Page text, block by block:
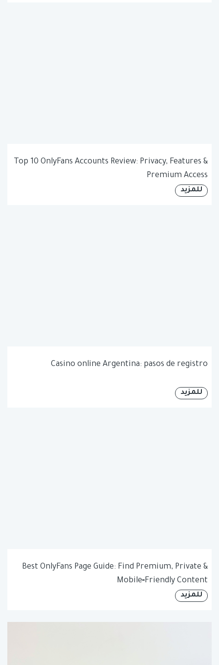
Top 10 OnlyFans Accounts Review: Privacy, Features &
Premium Access
للمزيد
Casino online Argentina: pasos de registro
للمزيد
Best OnlyFans Page Guide: Find Premium, Private &
Mobile‑Friendly Content
للمزيد